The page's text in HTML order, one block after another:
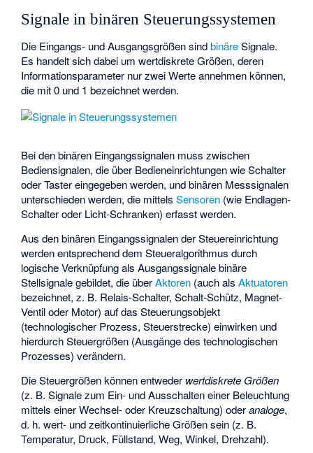
Signale in binären Steuerungssystemen
Die Eingangs- und Ausgangsgrößen sindbinäreSignale.
Es handelt sich dabei um wertdiskrete Größen, deren
Informationsparameter nur zwei Werte annehmen können,
die mit 0 und 1 bezeichnet werden.
Bei den binären Eingangssignalen muss zwischen
Bediensignalen, die über Bedieneinrichtungen wie Schalter
oder Taster eingegeben werden, und binären Messsignalen
unterschieden werden, die mittelsSensoren (wie Endlagen-
Schalter oder Licht-Schranken) erfasst werden.
Aus den binären Eingangssignalen der Steuereinrichtung
werden entsprechend dem Steueralgorithmus durch
logische Verknüpfung als Ausgangssignale binäre
Stellsignale gebildet, die überAktoren (auch alsAktuatoren
bezeichnet, z. B. Relais-Schalter, Schalt-Schütz, Magnet-
Ventil oder Motor) auf das Steuerungsobjekt
(technologischer Prozess, Steuerstrecke) einwirken und
hierdurch Steuergrößen (Ausgänge des technologischen
Prozesses) verändern.
Die Steuergrößen können entweder wertdiskrete Größen
(z. B. Signale zum Ein- und Ausschalten einer Beleuchtung
mittels einer Wechsel- oder Kreuzschaltung) oderanaloge,
d. h. wert- und zeitkontinuierliche Größen sein (z. B.
Temperatur, Druck, Füllstand, Weg, Winkel, Drehzahl).